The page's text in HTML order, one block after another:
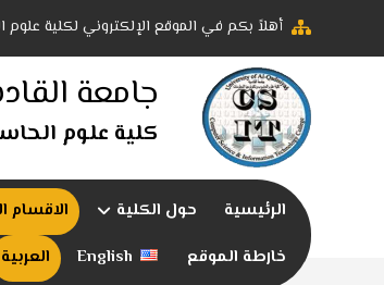
أهلاً بكم في الموقع الإلكتروني لكلية
جامعة
كلية علوم
الرئيسية حول الكلية الاقسام
خارطة الموقع
English العربية